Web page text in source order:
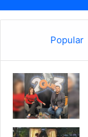
Popular